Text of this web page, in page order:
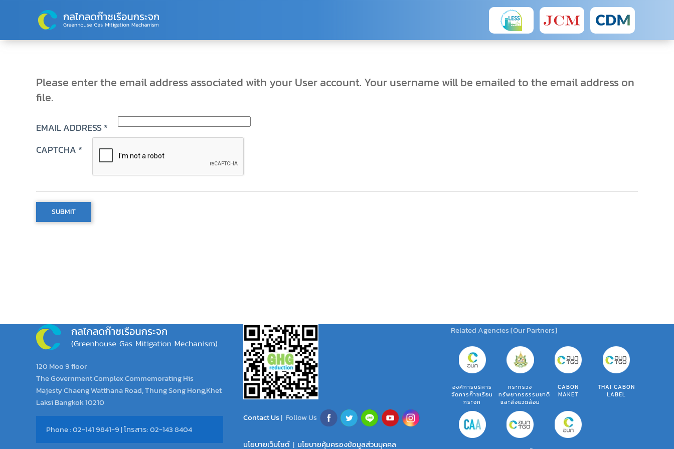
Skip to main content
Please enter the email address associated with your User account. Your username will be emailed to the email address on
file.
EMAIL ADDRESS*
CAPTCHA *
SUBMIT
120 Moo 9 floor
The Government Complex Commemorating His
Majesty Chaeng Watthana Road, Thung Song Hong,Khet
Laksi Bangkok 10210
Phone : 02-141 9841-9 | โทรสาร: 02-143 8404
Contact Us| Follow Us
นโยบายเว็บไซต์ | นโยบายคุ้มครองข้อมูลส่วนบุคคล
Related Agencies [Our Partners]
องค์การบริหาร
จัดการก๊าซเรือน
กระจก
กระทรวง
ทรัพยากรธรรมชาติ
และสิ่งแวดล้อม
CABON
MAKET
THAI CABON
LABEL